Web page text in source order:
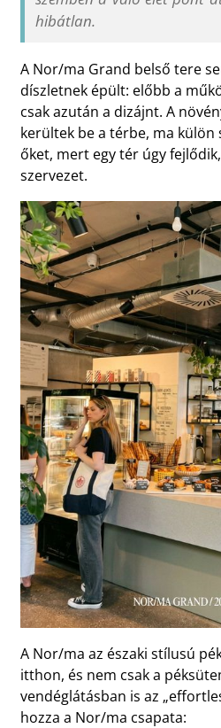
hibátlan.
A Nor/ma Grand belső tere
díszletnek épült: előbb a
csak azután a dizájnt. A
kerültek be a térbe, ma külön
őket, mert egy tér úgy
szervezet.
A Nor/ma az északi stílusú
itthon, és nem csak a
vendéglátásban is az
hozza a Nor/ma csapata: